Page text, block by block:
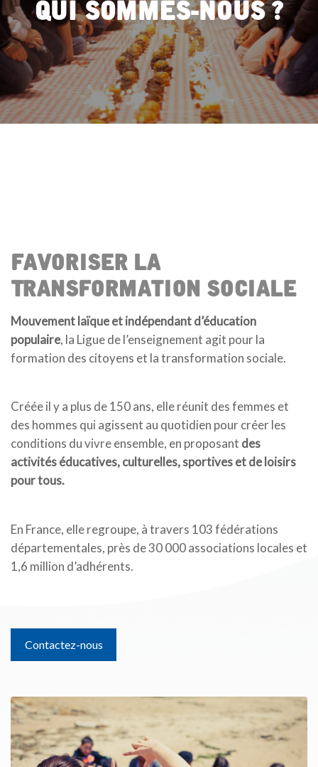
Qui Sommes-Nous ?
Favoriser La
Transformation Sociale
Mouvement laïque et indépendant d’éducation
populaire, la Ligue de l’enseignement agit pour la
formation des citoyens et la transformation sociale.
Créée il y a plus de 150 ans, elle réunit des femmes et
des hommes qui agissent au quotidien pour créer les
conditions du vivre ensemble, en proposant des
activités éducatives, culturelles, sportives et de loisirs
pour tous.
En France, elle regroupe, à travers 103 fédérations
départementales, près de 30 000 associations locales et
1,6 million d’adhérents.
Contactez-nous